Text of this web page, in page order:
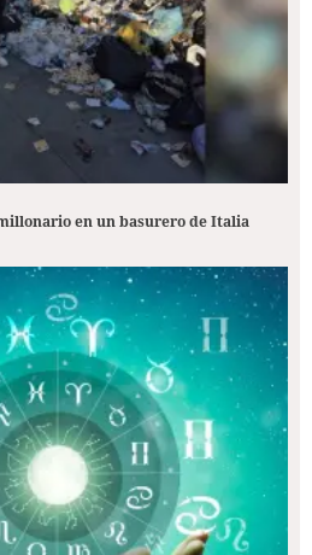
en un basurero de Italia